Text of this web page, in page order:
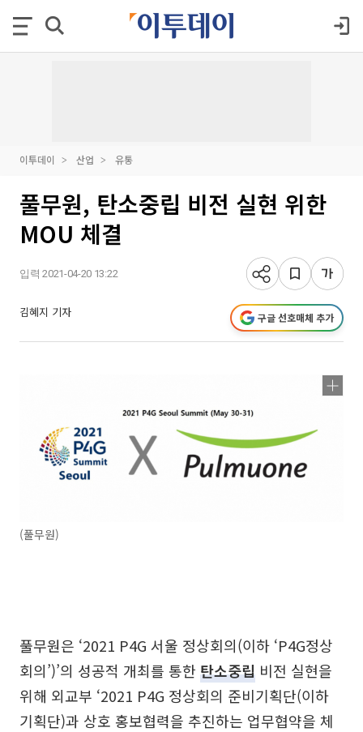
이투데이 산업 유통
풀무원, 탄소중립 비전 실현 위한
MOU 체결
입력 2021-04-20 13:22
김혜지 기자 구글 선호매체 추가
(풀무원)
풀무원은 ‘2021 P4G 서울 정상회의(이하 ‘P4G정상
회의’)’의 성공적 개최를 통한 탄소중립 비전 실현을
위해 외교부 ‘2021 P4G 정상회의 준비기획단(이하
기획단)과 상호 홍보협력을 추진하는 업무협약을 체